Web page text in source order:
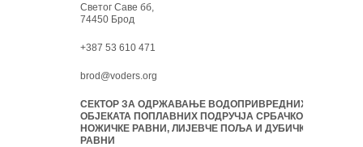
Светог Саве бб,
74450 Брод
+387 53 610 471
brod@voders.org
СЕКТОР ЗА ОДРЖАВАЊЕ ВОДОПРИВРЕДНИХ
ОБЈЕКАТА ПОПЛАВНИХ ПОДРУЧЈА СРБАЧКО-
НОЖИЧКЕ РАВНИ, ЛИЈЕВЧЕ ПОЉА И ДУБИЧКЕ
РАВНИ